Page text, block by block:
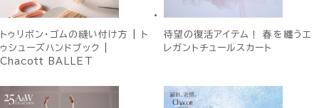
トゥリボン・ゴムの縫い付け方 | ト
ゥシューズハンドブック |
Chacott BALLET
待望の復活アイテム！ 春を纏うエ
レガントチュールスカート